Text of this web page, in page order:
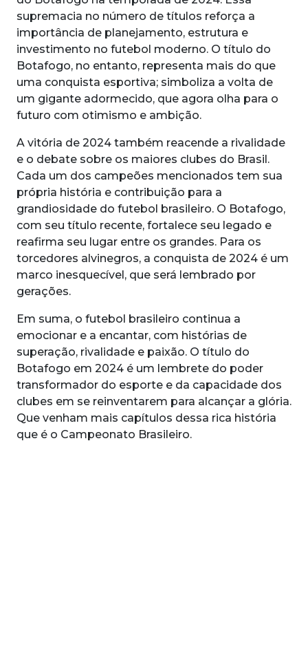
supremacia no número de títulos reforça a
importância de planejamento, estrutura e
investimento no futebol moderno. O título do
Botafogo, no entanto, representa mais do que
uma conquista esportiva; simboliza a volta de
um gigante adormecido, que agora olha para o
futuro com otimismo e ambição.
A vitória de 2024 também reacende a rivalidade
e o debate sobre os maiores clubes do Brasil.
Cada um dos campeões mencionados tem sua
própria história e contribuição para a
grandiosidade do futebol brasileiro. O Botafogo,
com seu título recente, fortalece seu legado e
reafirma seu lugar entre os grandes. Para os
torcedores alvinegros, a conquista de 2024 é um
marco inesquecível, que será lembrado por
gerações.
Em suma, o futebol brasileiro continua a
emocionar e a encantar, com histórias de
superação, rivalidade e paixão. O título do
Botafogo em 2024 é um lembrete do poder
transformador do esporte e da capacidade dos
clubes em se reinventarem para alcançar a glória.
Que venham mais capítulos dessa rica história
que é o Campeonato Brasileiro.